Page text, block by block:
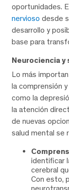
oportunidades.
nervioso desde
desarrollo y
base para
Neurociencia y
Lo más
la comprensión
como la
la atención
de nuevas
salud mental se
identificar
cerebral
Con esto,